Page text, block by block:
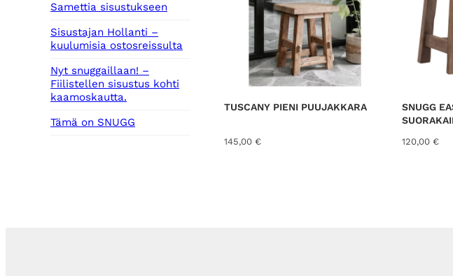
Samettia sisustukseen
Sisustajan Hollanti –
kuulumisia ostosreissulta
Nyt snuggaillaan! –
Fiilistellen sisustus kohti
kaamoskautta.
Tämä on SNUGG
TUSCANY PIENI PUUJAKKARA
145,00 €
SNUGG
120,00 €